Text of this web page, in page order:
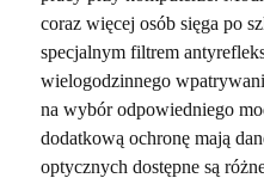
coraz więcej osób sięga po
specjalnym filtrem
wielogodzinnego
na wybór odpowiedniego
dodatkową ochronę mają
optycznych dostępne są